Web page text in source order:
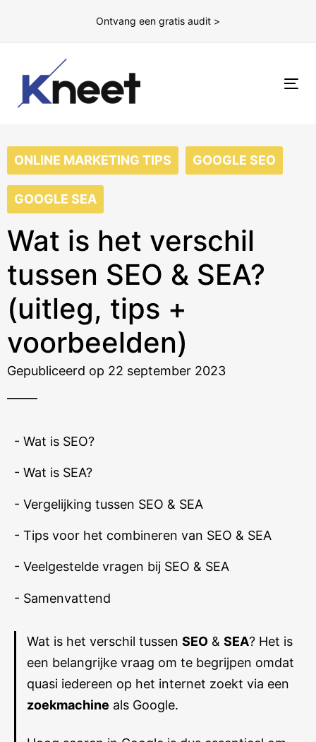
Ontvang een gratis audit >
ONLINE MARKETING TIPS GOOGLE SEO
GOOGLE SEA
Wat is het verschil
tussen SEO & SEA?
(uitleg, tips +
voorbeelden)
Gepubliceerd op 22 september 2023
- Wat is SEO?
- Wat is SEA?
- Vergelijking tussen SEO & SEA
- Tips voor het combineren van SEO & SEA
- Veelgestelde vragen bij SEO & SEA
- Samenvattend
Wat is het verschil tussen SEO & SEA? Het is
een belangrijke vraag om te begrijpen omdat
quasi iedereen op het internet zoekt via een
zoekmachine als Google.